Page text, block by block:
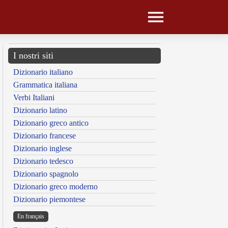
I nostri siti
Dizionario italiano
Grammatica italiana
Verbi Italiani
Dizionario latino
Dizionario greco antico
Dizionario francese
Dizionario inglese
Dizionario tedesco
Dizionario spagnolo
Dizionario greco moderno
Dizionario piemontese
En français